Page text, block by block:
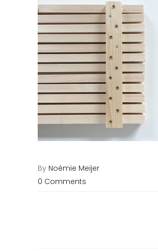
By Noémie Meijer
0 Comments